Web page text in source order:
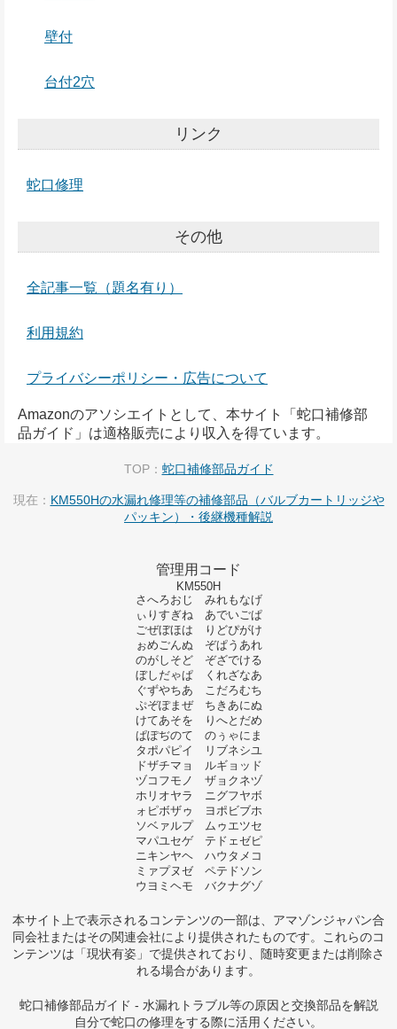
壁付
台付2穴
リンク
蛇口修理
その他
全記事一覧（題名有り）
利用規約
プライバシーポリシー・広告について
Amazonのアソシエイトとして、本サイト「蛇口補修部
品ガイド」は適格販売により収入を得ています。
TOP： 蛇口補修部品ガイド
現在： KM550Hの水漏れ修理等の補修部品（バルブカートリッジや
パッキン）・後継機種解説
管理用コード
KM550H
さへろおじ みれもなげ
ぃりすぎね あでいごぱ
ごぜぼほは りどぴがけ
ぉめごんぬ ぞぱうあれ
のがしそど ぞざでける
ぼしだゃぱ くれざなあ
ぐずやちあ こだろむち
ぷぞぽまぜ ちきあにぬ
けてあそを りへとだめ
ぱぽぢのて のぅゃにま
タポパピイ リブネシユ
ドザチマョ ルギョッド
ヅコフモノ ザョクネヅ
ホリオヤラ ニグフヤボ
ォピボザゥ ヨポビブホ
ソベァルプ ムゥエツセ
マパユセゲ テドェゼピ
ニキンヤヘ ハウタメコ
ミァプヌゼ ペテドソン
ウヨミヘモ バクナグゾ
本サイト上で表示されるコンテンツの一部は、アマゾンジャパン合
同会社またはその関連会社により提供されたものです。これらのコ
ンテンツは「現状有姿」で提供されており、随時変更または削除さ
れる場合があります。
蛇口補修部品ガイド - 水漏れトラブル等の原因と交換部品を解説
自分で蛇口の修理をする際に活用ください。